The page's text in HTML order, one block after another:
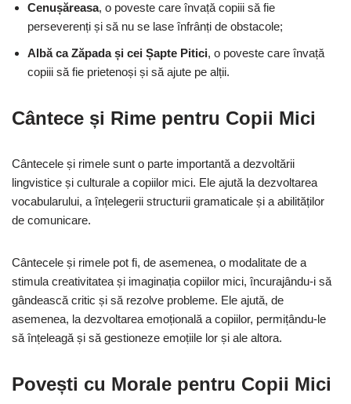
Cenușăreasa, o poveste care învață copiii să fie
perseverenți și să nu se lase înfrânți de obstacole;
Albă ca Zăpada și cei Șapte Pitici, o poveste care învață
copiii să fie prietenoși și să ajute pe alții.
Cântece și Rime pentru Copii Mici
Cântecele și rimele sunt o parte importantă a dezvoltării
lingvistice și culturale a copiilor mici. Ele ajută la dezvoltarea
vocabularului, a înțelegerii structurii gramaticale și a abilităților
de comunicare.
Cântecele și rimele pot fi, de asemenea, o modalitate de a
stimula creativitatea și imaginația copiilor mici, încurajându-i să
gândească critic și să rezolve probleme. Ele ajută, de
asemenea, la dezvoltarea emoțională a copiilor, permițându-le
să înțeleagă și să gestioneze emoțiile lor și ale altora.
Povești cu Morale pentru Copii Mici